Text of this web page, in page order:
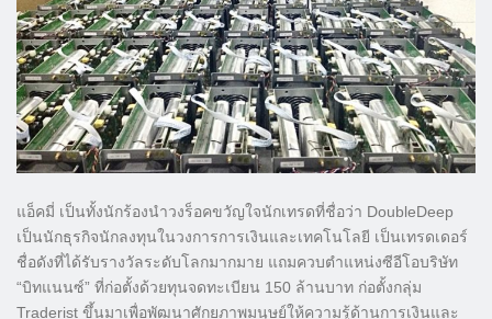
แอ็คมี่ เป็นทั้งนักร้องนำวงร็อคขวัญใจนักเทรดที่ชื่อว่า DoubleDeep
เป็นนักธุรกิจนักลงทุนในวงการการเงินและเทคโนโลยี เป็นเทรดเดอร์
ชื่อดังที่ได้รับรางวัลระดับโลกมากมาย แถมควบตำแหน่งซีอีโอบริษัท
“บิทแนนซ์” ที่ก่อตั้งด้วยทุนจดทะเบียน 150 ล้านบาท ก่อตั้งกลุ่ม
Traderist ขึ้นมาเพื่อพัฒนาศักยภาพมนุษย์ให้ความรู้ด้านการเงินและ